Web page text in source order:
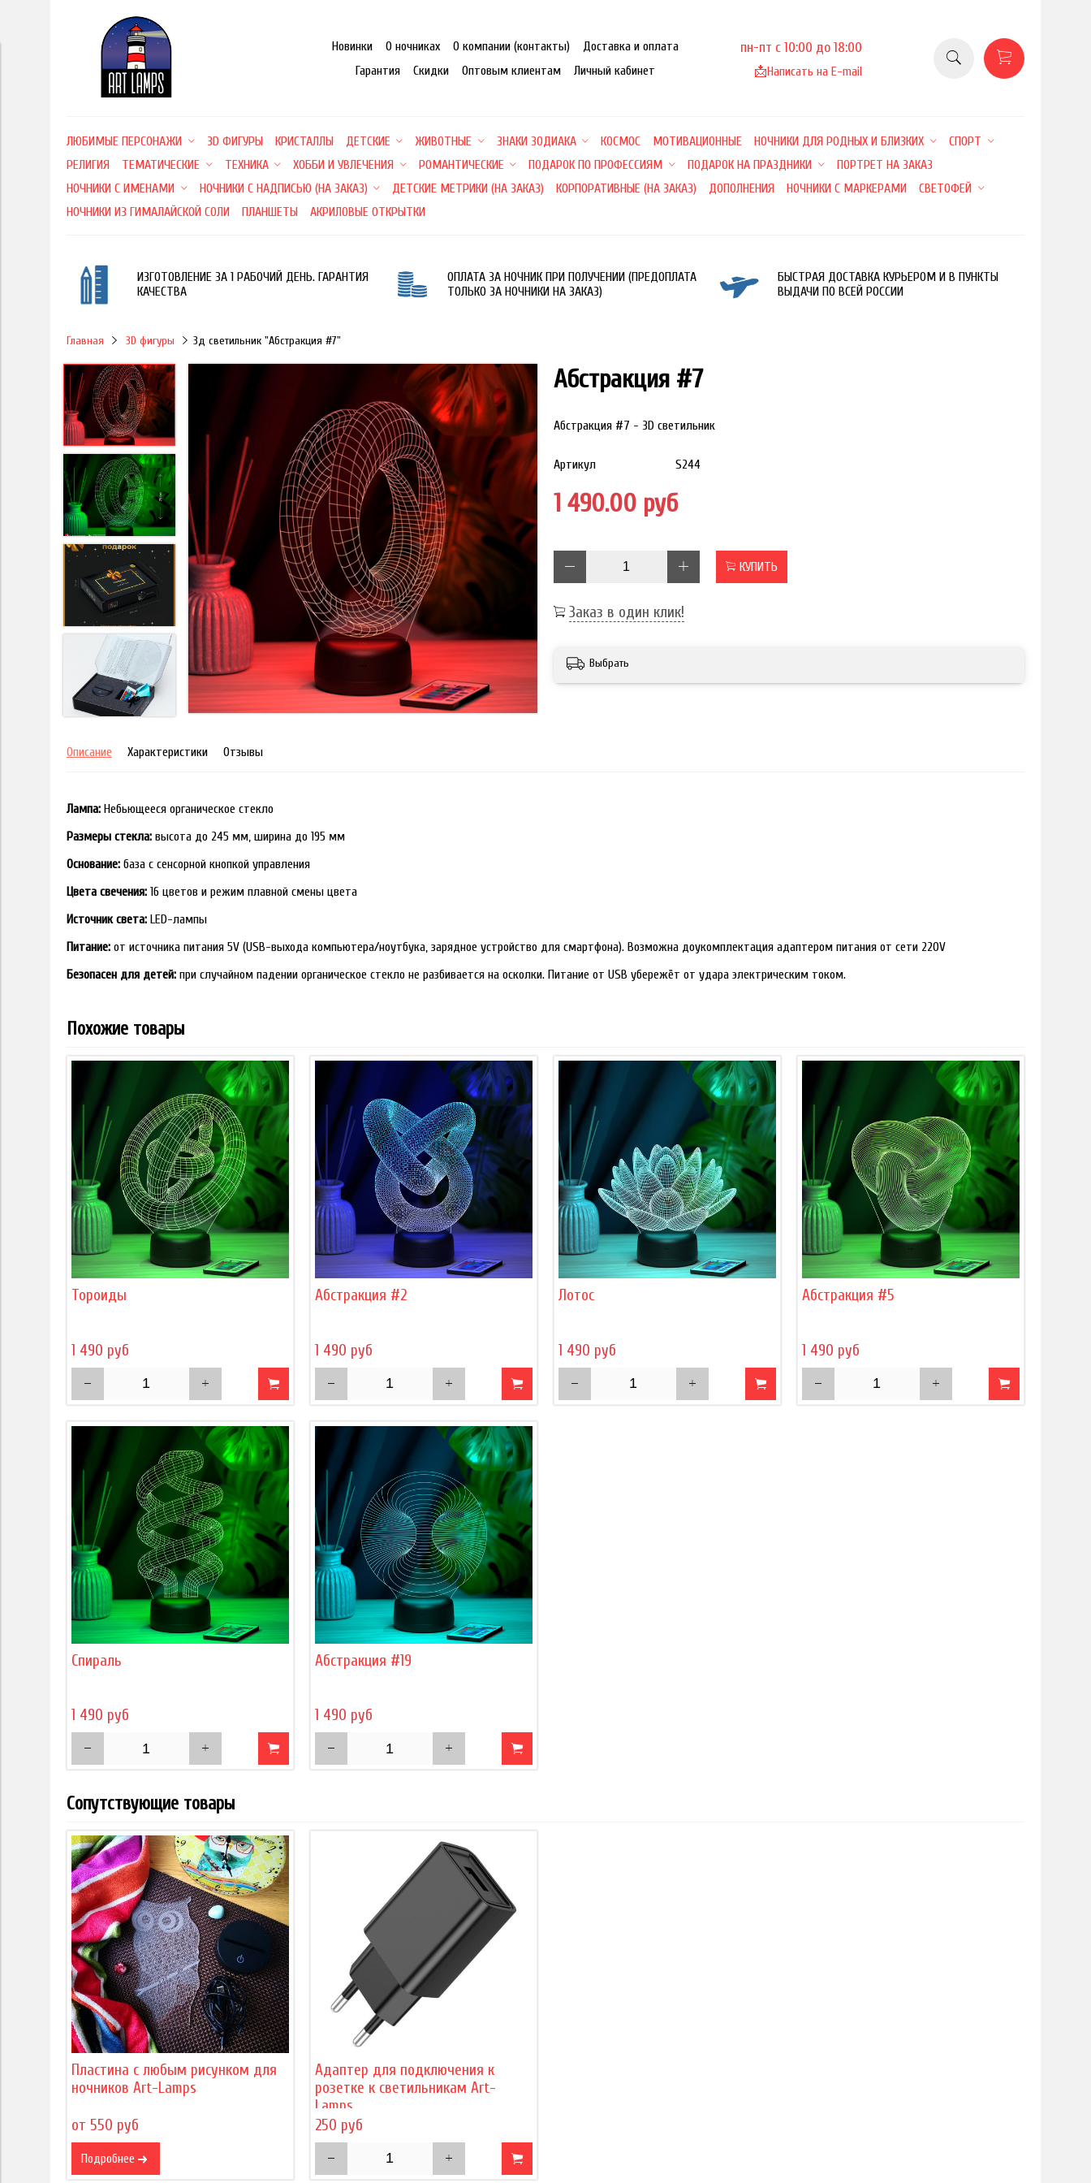
Новинки О ночниках О компании (контакты)
Доставка и оплата
Гарантия
Скидки Оптовым клиентам Личный кабинет
пн-пт с 10:00 до 18:00
📩Написать на E-mail
ЛЮБИМЫЕ ПЕРСОНАЖИ 3D ФИГУРЫ КРИСТАЛЛЫ ДЕТСКИЕ ЖИВОТНЫЕ ЗНАКИ ЗОДИАКА КОСМОС МОТИВАЦИОННЫЕ НОЧНИКИ ДЛЯ РОДНЫХ И БЛИЗКИХ
СПОРТ
РЕЛИГИЯ
ТЕМАТИЧЕСКИЕ ТЕХНИКА ХОББИ И УВЛЕЧЕНИЯ РОМАНТИЧЕСКИЕ ПОДАРОК ПО ПРОФЕССИЯМ ПОДАРОК НА ПРАЗДНИКИ
ПОРТРЕТ НА ЗАКАЗ
НОЧНИКИ С ИМЕНАМИ
НОЧНИКИ С НАДПИСЬЮ (НА ЗАКАЗ) ДЕТСКИЕ МЕТРИКИ (НА ЗАКАЗ) КОРПОРАТИВНЫЕ (НА ЗАКАЗ) ДОПОЛНЕНИЯ НОЧНИКИ С МАРКЕРАМИ
СВЕТОФЕЙ
НОЧНИКИ ИЗ ГИМАЛАЙСКОЙ СОЛИ
ПЛАНШЕТЫ АКРИЛОВЫЕ ОТКРЫТКИ
ИЗГОТОВЛЕНИЕ ЗА 1 РАБОЧИЙ ДЕНЬ. ГАРАНТИЯ
КАЧЕСТВА
ОПЛАТА ЗА НОЧНИК ПРИ ПОЛУЧЕНИИ (ПРЕДОПЛАТА
ТОЛЬКО ЗА НОЧНИКИ НА ЗАКАЗ)
БЫСТРАЯ ДОСТАВКА КУРЬЕРОМ И В ПУНКТЫ
ВЫДАЧИ ПО ВСЕЙ РОССИИ
Главная 3D фигуры 3д светильник "Абстракция #7"
Абстракция #7
Абстракция #7 - 3D светильник
Артикул S244
1 490.00 руб
КУПИТЬ
Заказ в один клик!
Выбрать
Описание Характеристики Отзывы
Лампа: Небьющееся органическое стекло
Размеры стекла: высота до 245 мм, ширина до 195 мм
Основание: база с сенсорной кнопкой управления
Цвета свечения: 16 цветов и режим плавной смены цвета
Источник света: LED-лампы
Питание: от источника питания 5V (USB-выхода компьютера/ноутбука, зарядное устройство для смартфона). Возможна доукомплектация адаптером питания от сети 220V
Безопасен для детей: при случайном падении органическое стекло не разбивается на осколки. Питание от USB убережёт от удара электрическим током.
Похожие товары
Тороиды
1 490 руб
Абстракция #2
1 490 руб
Лотос
1 490 руб
Абстракция #5
1 490 руб
Спираль
1 490 руб
Абстракция #19
1 490 руб
Сопутствующие товары
Пластина с любым рисунком для
ночников Art-Lamps
от 550 руб
Подробнее
Адаптер для подключения к
розетке к светильникам Art-
Lamps
250 руб